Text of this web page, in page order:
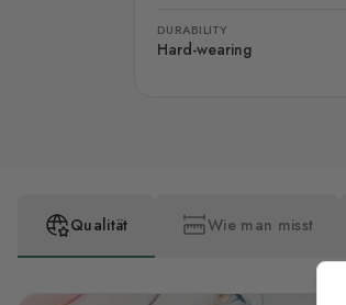
DURABILITY
Hard-wearing
Qualität Wie man misst